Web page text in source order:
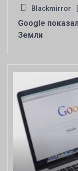
Blackmirror
Google
Земли